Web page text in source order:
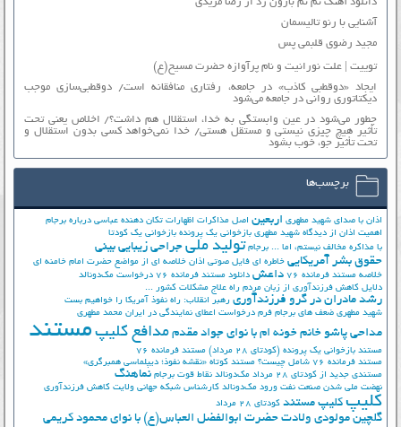
دانلود آهنگ نم نم بارون زد از رضا مریدی
آشنایی با رنو تالیسمان
مجید رضوی قلبمی پس
توییت | علت نورانیت و نام پرآوازه حضرت مسیح(ع)
ایجاد «دوقطبی کاذب» در جامعه، رفتاری منافقانه است/ دوقطبی‌سازی موجب
دیکتاتوری روانی در جامعه می‌شود
چطور می‌شود در عین وابستگی به خدا، استقلال هم داشت؟/ اخلاص یعنی تحت
تأثیر هیچ چیزی نیستی و مستقل هستی/ خدا نمی‌خواهد کسی بدون استقلال و
تحت تأثیر جوّ، خوب بشود
برچسب‌ها
اذان با صدای شهید مطهری اربعین اصل مذاکرات اظهارات تکان دهنده عباسی درباره برجام
اهمیت اذان از دیدگاه شهید مطهری بازخوانی یک پرونده بازخوانی یک کودتا
با مذاکره مخالف نیستم، اما ... برجام تولید ملی جراحی زیبایی بینی
حقوق بشر آمریکایی خاطره ای فایل صوتی اذان خلاصه ای از مواضع حضرت امام خامنه ای
خلاصه مستند فرمانده 76
داعش دانلود مستند فرمانده 76
درخواست مک‌دونالد
دلایل کاهش فرزندآوری از زبان مردم راه علاج مشکلات کشور ...
رشد مادران در گرو فرزندآوری رهبر انقلاب: راه نفوذ آمریکا را خواهیم بست
شهید مطهری ضعف های برجام فرم درخواست اعطای نمایندگی در ایران محمد مطهری
مداحی پاشو خانم خونه ام با نوای جواد مقدم مدافع کلیپ مستند
مستند بازخوانی یک پرونده (کودتای 28 مرداد)
مستند فرمانده 76
مستند فرمانده 76 شامل چیست؟
مستند کوتاه «نقشه نفوذ؛ دیپلماسی همبرگری»
مستندی جدید از کودتای 28 مرداد
مک‌دونالد نقاط قوت برجام نماهنگ
نهضت ملي شدن صنعت نفت ورود مک‌دونالد کارشناس شبکه جهانی ولایت کاهش فرزندآوری
کلیپ کلیپ مستند کودتای 28 مرداد
گلچین مولودی ولادت حضرت ابوالفضل العباس(ع) با نوای محمود کریمی